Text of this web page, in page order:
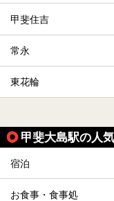
甲斐住吉
常永
東花輪
甲斐大島駅の人
宿泊
お食事・食事処